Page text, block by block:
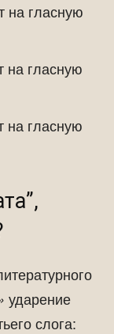
на гласную
на гласную
на гласную
ударение
слога: